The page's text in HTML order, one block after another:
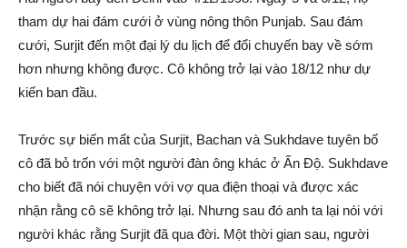
tham dự hai đám cưới ở vùng nông thôn Punjab. Sau đám
cưới, Surjit đến một đại lý du lịch để đổi chuyến bay về sớm
hơn nhưng không được. Cô không trở lại vào 18/12 như dự
kiến ban đầu.
Trước sự biến mất của Surjit, Bachan và Sukhdave tuyên bố
cô đã bỏ trốn với một người đàn ông khác ở Ấn Độ. Sukhdave
cho biết đã nói chuyện với vợ qua điện thoại và được xác
nhận rằng cô sẽ không trở lại. Nhưng sau đó anh ta lại nói với
người khác rằng Surjit đã qua đời. Một thời gian sau, người